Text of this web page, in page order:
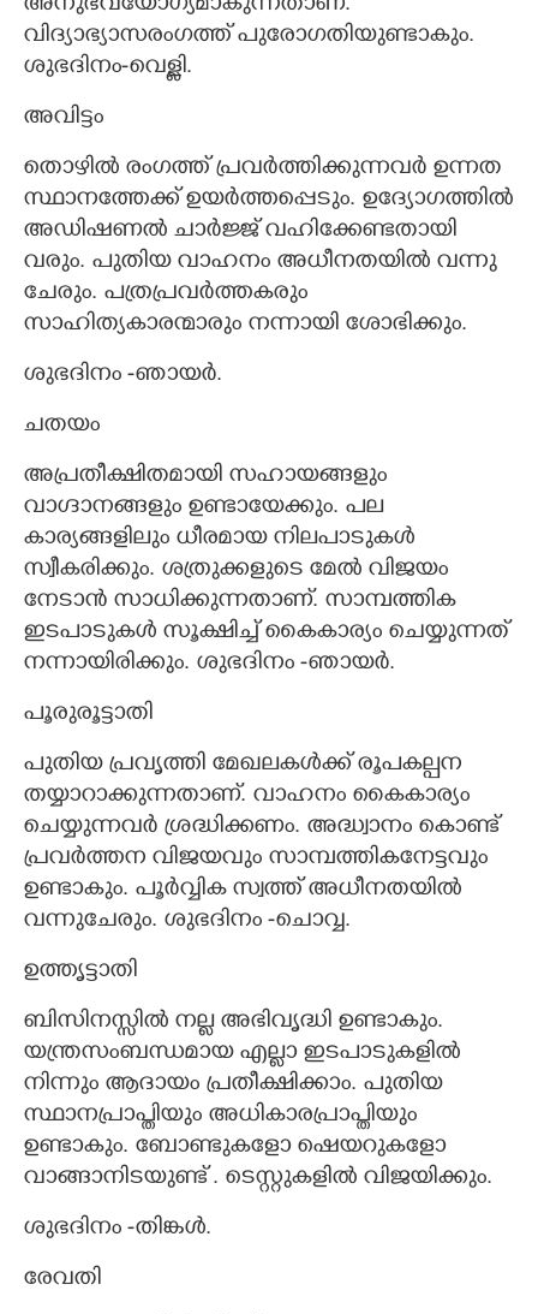
വിദ്യാഭ്യാസരംഗത്ത് പുരോഗതിയുണ്ടാകും.
ശുഭദിനം-വെള്ളി.
അവിട്ടം
തൊഴിൽ രംഗത്ത് പ്രവർത്തിക്കുന്നവർ ഉന്നത
സ്ഥാനത്തേക്ക് ഉയർത്തപ്പെടും. ഉദ്യോഗത്തിൽ
അഡിഷണൽ ചാർജ്ജ് വഹിക്കേണ്ടതായി
വരും. പുതിയ വാഹനം അധീനതയിൽ വന്നു
ചേരും. പത്രപ്രവർത്തകരും
സാഹിത്യകാരന്മാരും നന്നായി ശോഭിക്കും.
ശുഭദിനം -ഞായർ.
ചതയം
അപ്രതീക്ഷിതമായി സഹായങ്ങളും
വാഗ്ദാനങ്ങളും ഉണ്ടായേക്കും. പല
കാര്യങ്ങളിലും ധീരമായ നിലപാടുകൾ
സ്വീകരിക്കും. ശത്രുക്കളുടെ മേൽ വിജയം
നേടാൻ സാധിക്കുന്നതാണ്. സാമ്പത്തിക
ഇടപാടുകൾ സൂക്ഷിച്ച് കൈകാര്യം ചെയ്യുന്നത്
നന്നായിരിക്കും. ശുഭദിനം -ഞായർ.
പൂരുരൂട്ടാതി
പുതിയ പ്രവൃത്തി മേഖലകൾക്ക് രൂപകല്പന
തയ്യാറാക്കുന്നതാണ്. വാഹനം കൈകാര്യം
ചെയ്യുന്നവർ ശ്രദ്ധിക്കണം. അദ്ധ്വാനം കൊണ്ട്
പ്രവർത്തന വിജയവും സാമ്പത്തികനേട്ടവും
ഉണ്ടാകും. പൂർവ്വിക സ്വത്ത് അധീനതയിൽ
വന്നുചേരും. ശുഭദിനം -ചൊവ്വ.
ഉത്തൃട്ടാതി
ബിസിനസ്സിൽ നല്ല അഭിവൃദ്ധി ഉണ്ടാകും.
യന്ത്രസംബന്ധമായ എല്ലാ ഇടപാടുകളിൽ
നിന്നും ആദായം പ്രതീക്ഷിക്കാം. പുതിയ
സ്ഥാനപ്രാപ്തിയും അധികാരപ്രാപ്തിയും
ഉണ്ടാകും. ബോണ്ടുകളോ ഷെയറുകളോ
വാങ്ങാനിടയുണ്ട് . ടെസ്റ്റുകളിൽ വിജയിക്കും.
ശുഭദിനം -തിങ്കൾ.
രേവതി
×
Share this link